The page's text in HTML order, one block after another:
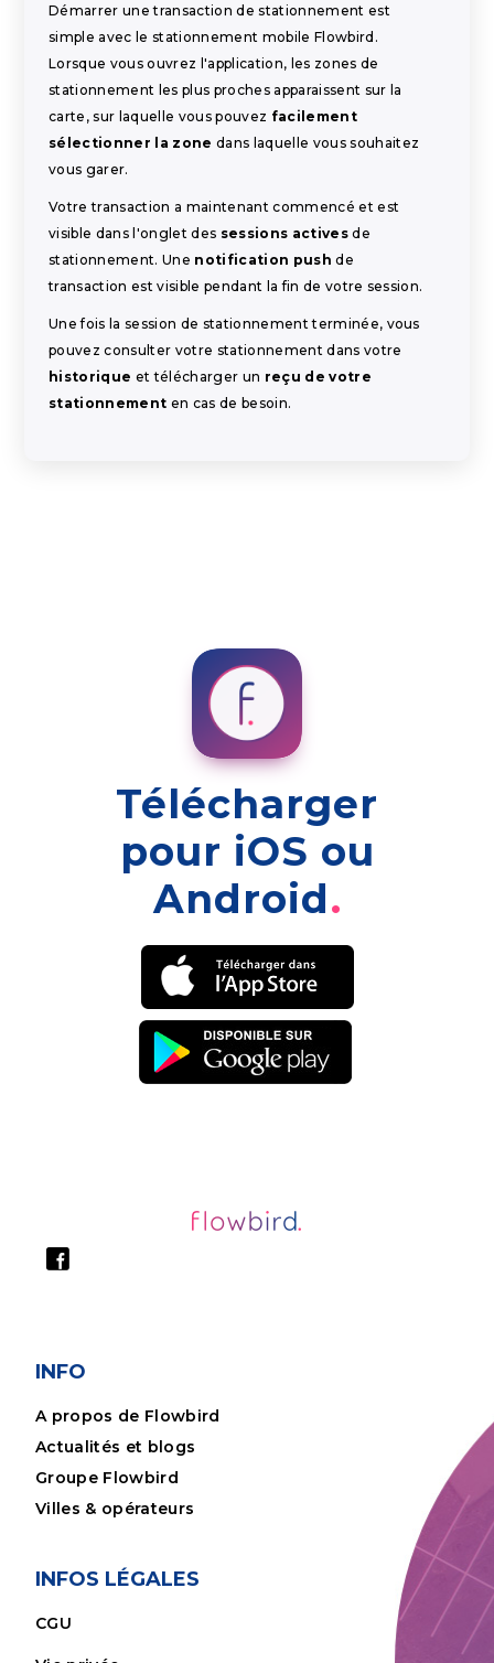
Démarrer une transaction de stationnement est
simple avec le stationnement mobile Flowbird.
Lorsque vous ouvrez l'application, les zones de
stationnement les plus proches apparaissent sur la
carte, sur laquelle vous pouvez facilement
sélectionner la zone dans laquelle vous souhaitez
vous garer.
Votre transaction a maintenant commencé et est
visible dans l'onglet des sessions activesde
stationnement. Une notification push de
transaction est visible pendant la fin de votre session.
Une fois la session de stationnement terminée, vous
pouvez consulter votre stationnement dans votre
historique et télécharger un reçu de votre
stationnement en cas de besoin.
Télécharger
pour iOS ou
Android
INFO
A propos de Flowbird
Actualités et blogs
Groupe Flowbird
Villes & opérateurs
INFOS LÉGALES
CGU